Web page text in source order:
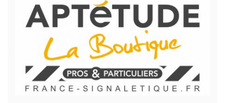
Conformément à la loi « informatique et libertés »,
vous pouvez exercer votre droit d'accès aux
données vous concernant et les faire rectifier en
contactant M. Christophe PATRY, responsable
technique web et des données informatiques, au
05 56 67 68 01 ou par mail sur info@aptetude.net.